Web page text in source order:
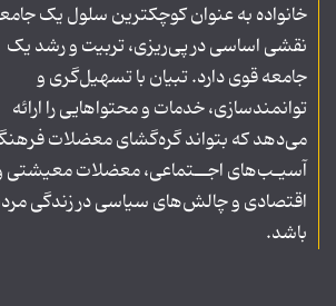
خانواده به عنوان کوچکترین سلول یک
نقشی اساسی در پی‌ریزی، تربیت و رشد یک
جامعه قوی دارد. تبیان با تسهیل‌گری و
توانمندسازی، خدمات و محتواهایی را ارائه
می‌دهد که بتواند گره‌گشای معضلات
آسیـب‌های اجــتماعی، معضلات معیشتی
اقتصادی و چالش‌های سیاسی در زندگی
باشد.